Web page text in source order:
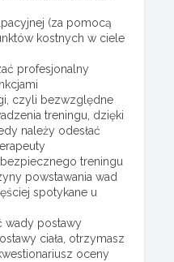
(za pomocą
kostnych w ciele
profesjonalny
czyli bezwzględne
treningu, dzięki
należy odesłać
treningu
powstawania wad
spotykane u
wady postawy
ciała, otrzymasz
oceny